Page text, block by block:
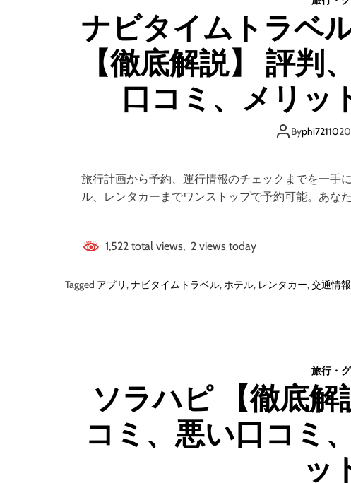
ナビタイムトラベ
【徹底解説】 評判
口コミ、メリッ
Byphi72110
旅行計画から予約、運行情報のチェックまでを一手
ル、レンタカーまでワンストップで予約可能。あな
1,522 total views, 2 views today
Tagged アプリ ,ナビタイムトラベル, ホテル, レンタカー,交通情報
旅行・
ソラハピ 【徹底解説】 評判、良い 口
コミ、悪い口コミ
ッ